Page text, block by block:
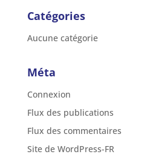
Catégories
Aucune catégorie
Méta
Connexion
Flux des publications
Flux des commentaires
Site de WordPress-FR